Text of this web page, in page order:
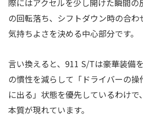
の回転落ち、シフトダウン時の合わ
気持ちよさを決める中心部分です。
言い換えると、911 S/Tは豪華装備
の慣性を減らして「ドライバーの
に出る」状態を優先しているわけ
本質が現れています。